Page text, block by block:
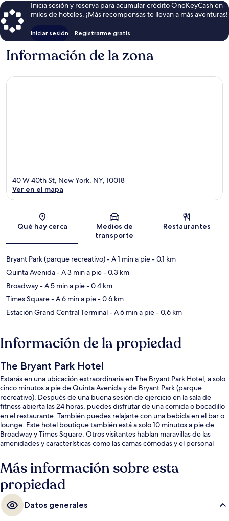
Inicia sesión y reserva para acumular crédito OneKeyCash en
miles de hoteles. ¡Más recompensas te llevan a más aventuras!
Iniciar sesión Registrarme gratis
Información de la zona
Sección del mapa
40 W 40th St, New York, NY, 10018
Ver en el mapa
Qué hay cerca
Medios de
transporte
Restaurantes
Bryant Park (parque recreativo)- A 1 min a pie- 0.1 km
Quinta Avenida- A 3 min a pie- 0.3 km
Broadway- A 5 min a pie- 0.4 km
Times Square- A 6 min a pie- 0.6 km
Estación Grand Central Terminal- A 6 min a pie- 0.6 km
Información de la propiedad
The Bryant Park Hotel
Estarás en una ubicación extraordinaria en The Bryant Park Hotel, a solo
cinco minutos a pie de Quinta Avenida y de Bryant Park (parque
recreativo). Después de una buena sesión de ejercicio en la sala de
fitness abierta las 24 horas, puedes disfrutar de una comida o bocadillo
en el restaurante. También puedes relajarte con una bebida en el bar o
lounge. Este hotel boutique también está a solo 10 minutos a pie de
Broadway y Times Square. Otros visitantes hablan maravillas de las
amenidades y características como las camas cómodas y el personal
Estación de metro 42 St. - Bryant Pk. queda a unos pasos y Estación de
metro Times Sq. - 42 St. está a 4 minutos.
Más información sobre esta
propiedad
Datos generales